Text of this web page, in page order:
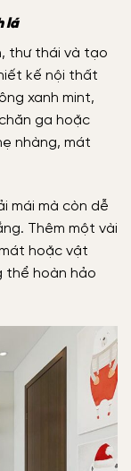
lá
thư thái và tạo
kế nội thất
xanh mint,
ga hoặc
nhàng, mát
mái mà còn dễ
Thêm một vài
hoặc vật
thể hoàn hảo